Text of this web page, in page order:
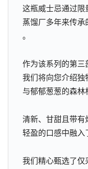
这瓶威士忌通过限
蒸馏厂多年来传承
。
作为该系列的第三
我们将向您介绍独
与郁郁葱葱的森林
清新、甘甜且带有
轻盈的口感中融入
我们精心甄选了